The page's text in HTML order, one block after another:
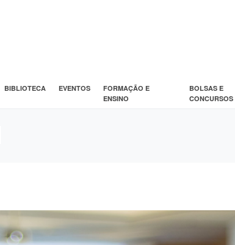
BIBLIOTECA EVENTOS
FORMAÇÃO E
ENSINO
BOLSAS E
CONCURSOS